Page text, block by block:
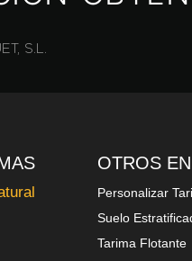
S.L.
OTROS
Personalizar
Suelo
Tarima Flotante